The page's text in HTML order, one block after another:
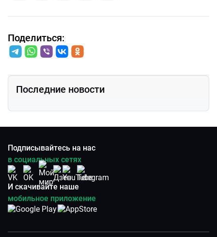
Поделиться:
Последние новости
Подписывайтесь на нас
в социальных сетях
И скачивайте наше
мобильное приложение